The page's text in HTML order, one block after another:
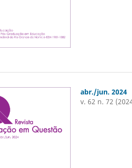
abr./jun. 2024
v. 62 n. 72